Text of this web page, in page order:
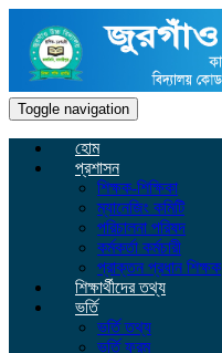
Toggle navigation
হোম
প্রশাসন
শিক্ষক-শিক্ষিকা
ম্যানেজিং কমিটি
পরিচালনা পরিষদ
কর্মকর্তা কর্মচারী
প্রাক্তন প্রধান শিক্ষক
শিক্ষার্থীদের তথ্য
ভর্তি
ভর্তি তথ্য
ভর্তি ফরম